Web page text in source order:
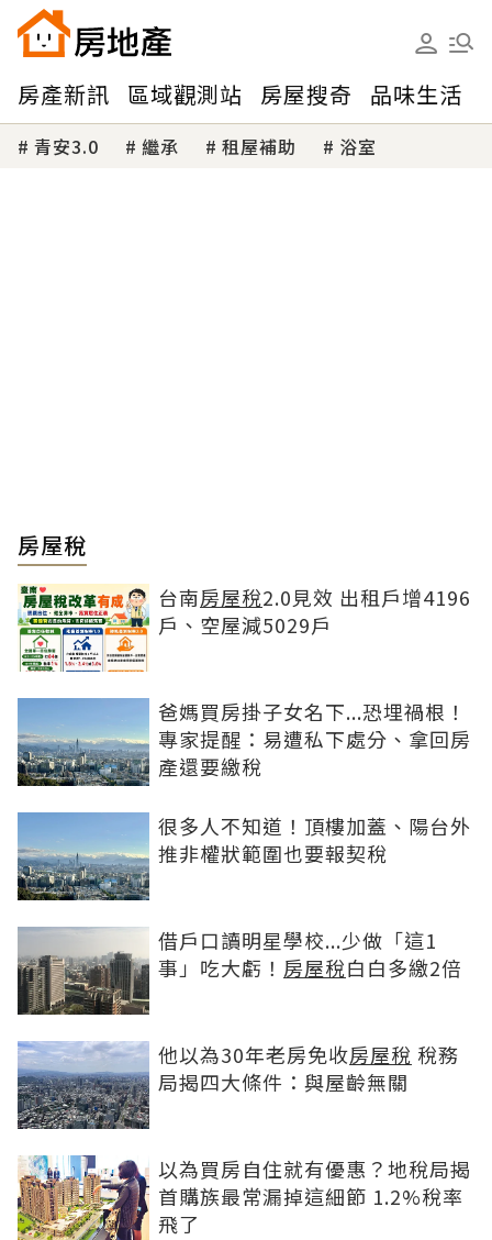
房產新訊 區域觀測站 房屋搜奇 品味生活
青安3.0 繼承 租屋補助 浴室
房屋稅
台南房屋稅2.0見效 出租戶增4196
戶、空屋減5029戶
爸媽買房掛子女名下...恐埋禍根！
專家提醒：易遭私下處分、拿回房
產還要繳稅
很多人不知道！頂樓加蓋、陽台外
推非權狀範圍也要報契稅
借戶口讀明星學校...少做「這1
事」吃大虧！ 房屋稅白白多繳2倍
他以為30年老房免收房屋稅 稅務
局揭四大條件：與屋齡無關
以為買房自住就有優惠？地稅局揭
首購族最常漏掉這細節 1.2%稅率
飛了